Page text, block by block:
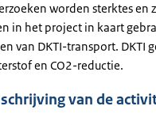
worden sterktes en
in het project in kaart
van DKTI-transport. DKTI
en CO2-reductie.
van de